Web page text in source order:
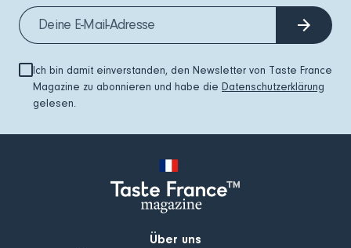
Ich bin damit einverstanden, den Newsletter von Taste France
Magazine zu abonnieren und habe die Datenschutzerklärung
gelesen.
Über uns